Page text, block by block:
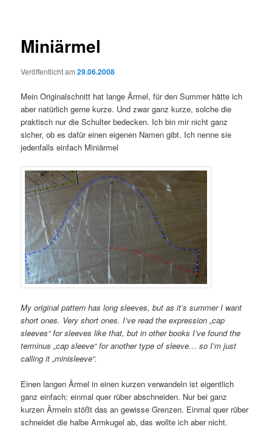
Miniärmel
Veröffentlicht am29.06.2008
Mein Originalschnitt hat lange Ärmel, für den Summer hätte ich
aber natürlich gerne kurze. Und zwar ganz kurze, solche die
praktisch nur die Schulter bedecken. Ich bin mir nicht ganz
sicher, ob es dafür einen eigenen Namen gibt. Ich nenne sie
jedenfalls einfach Miniärmel
My original pattern has long sleeves, but as it’s summer I want
short ones. Very short ones. I’ve read the expression „cap
sleeves“ for sleeves like that, but in other books I’ve found the
terminus „cap sleeve“ for another type of sleeve… so I’m just
calling it „minisleeve“.
Einen langen Ärmel in einen kurzen verwandeln ist eigentlich
ganz einfach: einmal quer rüber abschneiden. Nur bei ganz
kurzen Ärmeln stößt das an gewisse Grenzen. Einmal quer rüber
schneidet die halbe Armkugel ab, das wollte ich aber nicht.